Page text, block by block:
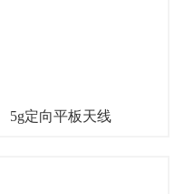
5g定向平板天线